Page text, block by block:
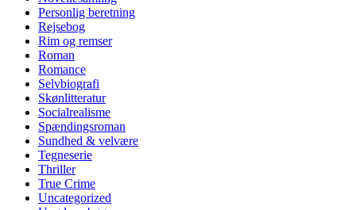
Personlig beretning
Rejsebog
Rim og remser
Roman
Romance
Selvbiografi
Skønlitteratur
Socialrealisme
Spændingsroman
Sundhed & velvære
Tegneserie
Thriller
True Crime
Uncategorized